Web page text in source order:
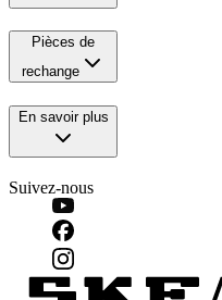
Pièces de
rechange
En savoir plus
Suivez-nous